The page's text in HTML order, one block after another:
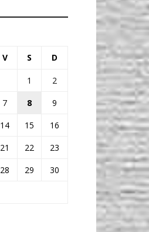
V S D
1
2
7 8
9
14 15
16
21 22
23
28 29
30